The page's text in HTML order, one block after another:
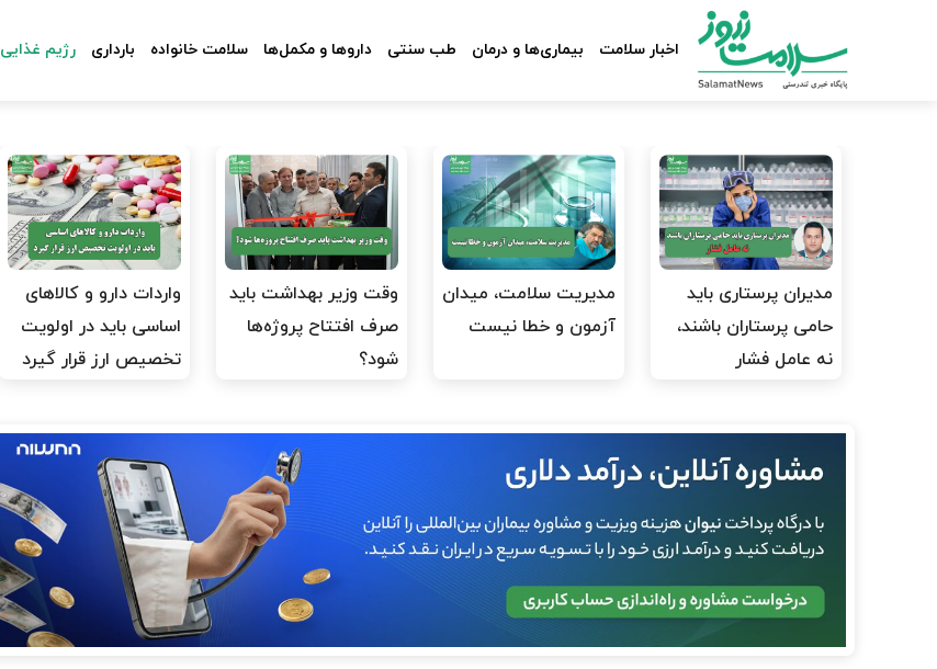
اخبار سلامت بیماری‌ها و درمان طب سنتی داروها و مکمل‌ها سلامت خانواده بارداری رژیم غذایی
مدیران پرستاری باید
حامی پرستاران باشند،
نه عامل فشار
مدیریت سلامت، میدان
آزمون و خطا نیست
وقت وزیر بهداشت باید
صرف افتتاح پروژه‌ها
شود؟
واردات دارو و کالاهای
اساسی باید در اولویت
تخصیص ارز قرار گیرد